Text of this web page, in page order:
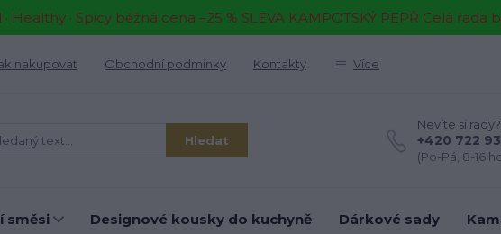
· Healthy · Spicy běžná cena –25 % SLEVA KAMPOTSKÝ PEPŘ Celá řada
nakupovat Obchodní podmínky Kontakty Více
Hledat
Nevíte si
+420 722
(Po-Pá, 8-16
směsi Designové kousky do kuchyně Dárkové sady